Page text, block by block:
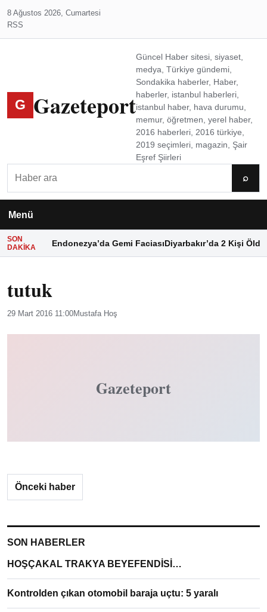
8 Ağustos 2026, Cumartesi
RSS
G Gazeteport
Güncel Haber sitesi, siyaset,
medya, Türkiye gündemi,
Sondakika haberler, Haber,
haberler, istanbul haberleri,
istanbul haber, hava durumu,
memur, öğretmen, yerel haber,
2016 haberleri, 2016 türkiye,
2019 seçimleri, magazin, Şair
Eşref Şiirleri
⌕
Menü
SON
DAKIKA
Endonezya’da Gemi FaciasıDiyarbakır’da 2 Kişi Öldü
tutuk
29 Mart 2016 11:00Mustafa Hoş
Gazeteport
Önceki haber
SON HABERLER
HOŞÇAKAL TRAKYA BEYEFENDİSİ…
Kontrolden çıkan otomobil baraja uçtu: 5 yaralı